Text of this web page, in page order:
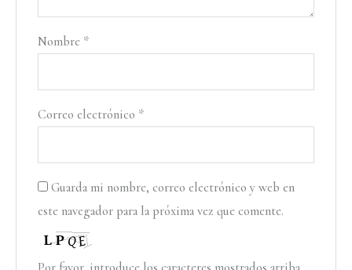
Nombre *
Correo electrónico *
Guarda mi nombre, correo electrónico y web en
este navegador para la próxima vez que comente.